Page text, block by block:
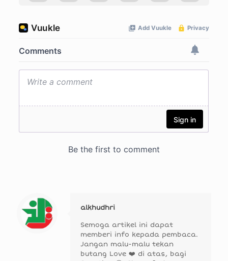
alkhudhri
Semoga artikel ini dapat
memberi info kepada pembaca.
Jangan malu-malu tekan
butang Love ❤️ di atas, bagi